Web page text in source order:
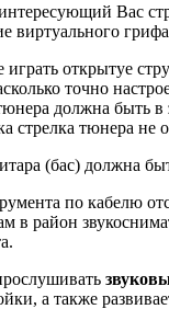
Вас
виртуального
открытуе
точно
должна быть в
стрелка тюнера не
(бас) должна
по кабелю
в район
а также